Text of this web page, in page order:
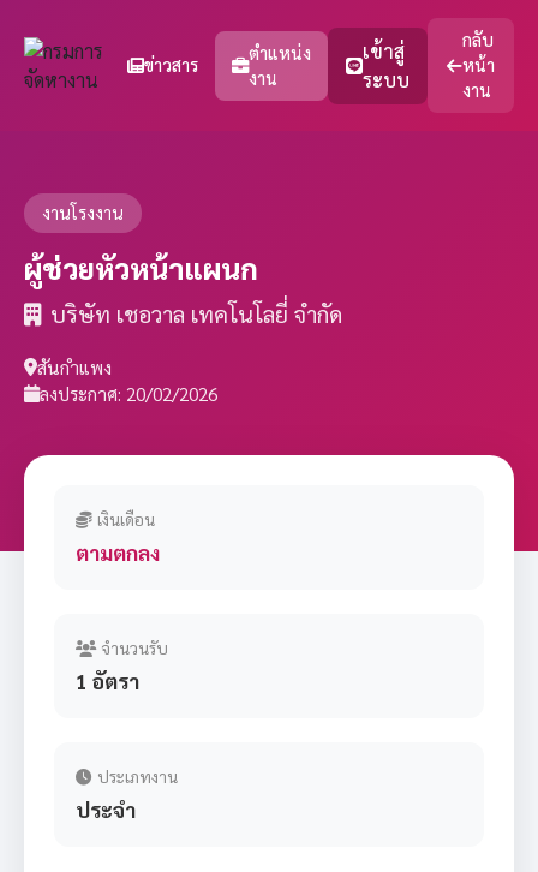
ข่าวสาร
ตำแหน่ง
งาน
เข้าสู่
ระบบ
กลับ
หน้า
งาน
งานโรงงาน
ผู้ช่วยหัวหน้าแผนก
บริษัท เชอวาล เทคโนโลยี่ จำกัด
สันกำแพง
ลงประกาศ: 20/02/2026
เงินเดือน
ตามตกลง
จำนวนรับ
1 อัตรา
ประเภทงาน
ประจำ